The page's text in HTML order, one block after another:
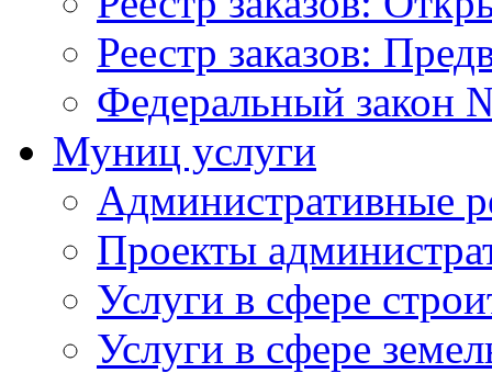
Реестр заказов:
Федеральный закон
Муниц услуги
Административные
Проекты
Услуги в сфере
Услуги в сфере